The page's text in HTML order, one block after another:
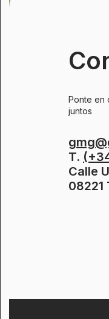
Ponte en
juntos
T.
Calle
08221